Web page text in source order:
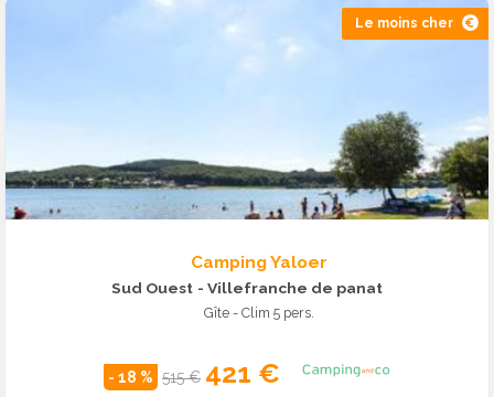
Le moins cher
Camping Yaloer
Sud Ouest - Villefranche de panat
Gîte - Clim 5 pers.
- 18 % 515 € 421 €